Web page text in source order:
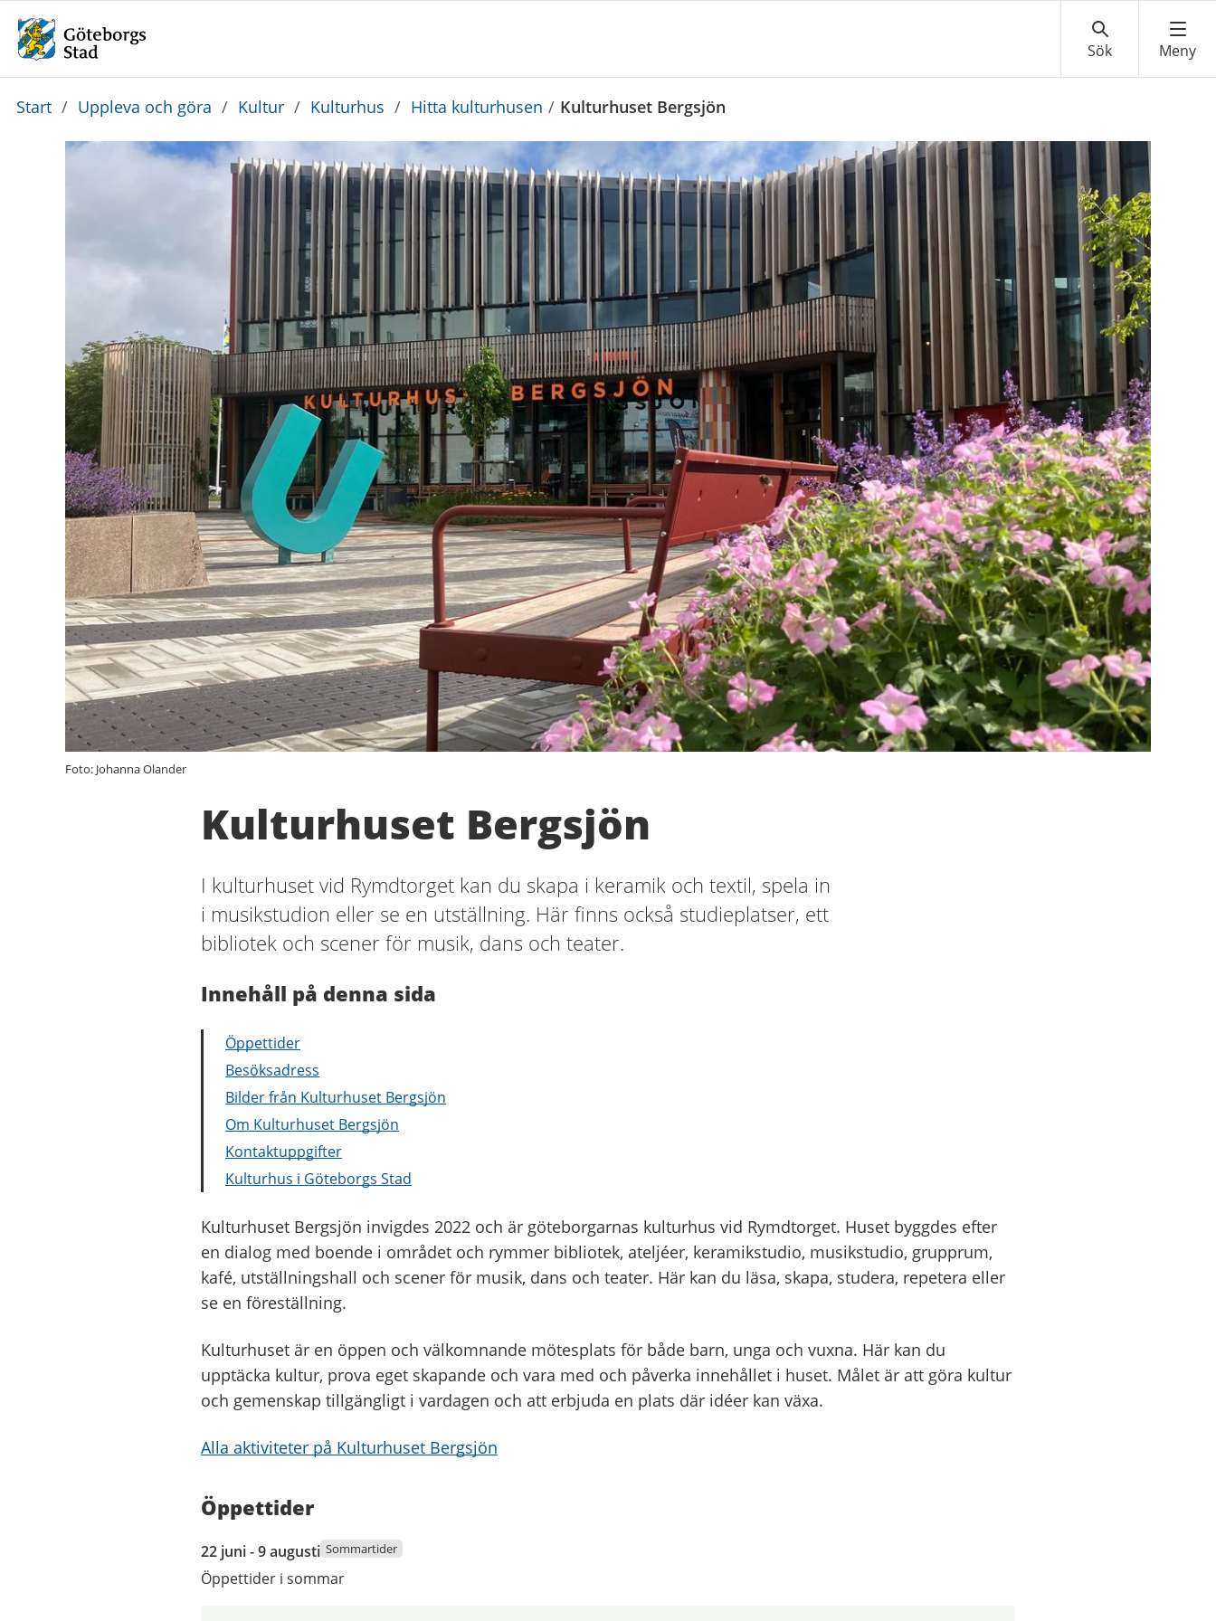
Du
Start / Uppleva och göra / Kultur / Kulturhus / Hitta kulturhusen / Kulturhuset Bergsjön
Foto: Johanna Olander
Kulturhuset Bergsjön
I kulturhuset vid Rymdtorget kan du skapa i keramik och textil, spela in
i musikstudion eller se en utställning. Här finns också studieplatser, ett
bibliotek och scener för musik, dans och teater.
Innehåll på denna sida
Öppettider
Besöksadress
Bilder från Kulturhuset Bergsjön
Om Kulturhuset Bergsjön
Kontaktuppgifter
Kulturhus i Göteborgs Stad
Kulturhuset Bergsjön invigdes 2022 och är göteborgarnas kulturhus vid Rymdtorget. Huset byggdes efter
en dialog med boende i området och rymmer bibliotek, ateljéer, keramikstudio, musikstudio, grupprum,
kafé, utställningshall och scener för musik, dans och teater. Här kan du läsa, skapa, studera, repetera eller
se en föreställning.
Kulturhuset är en öppen och välkomnande mötesplats för både barn, unga och vuxna. Här kan du
upptäcka kultur, prova eget skapande och vara med och påverka innehållet i huset. Målet är att göra kultur
och gemenskap tillgängligt i vardagen och att erbjuda en plats där idéer kan växa.
Alla aktiviteter på Kulturhuset Bergsjön
Öppettider
22
juni
2026
22 juni - 9 augusti Sommartider
Öppettider i sommar